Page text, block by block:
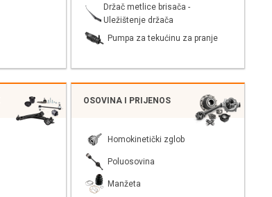
Držač metlice brisača -
Uležištenje držača
Pumpa za tekućinu za pranje
OSOVINA I PRIJENOS
Homokinetički zglob
Poluosovina
Manžeta